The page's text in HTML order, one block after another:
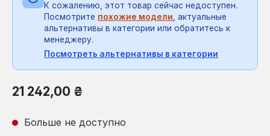
К сожалению, этот товар сейчас недоступен.
Посмотрите похожие модели, актуальные
альтернативы в категории или обратитесь к
менеджеру.
Посмотреть альтернативы в категории
Обычная цена:
21 242,00 ₴
Больше не доступно